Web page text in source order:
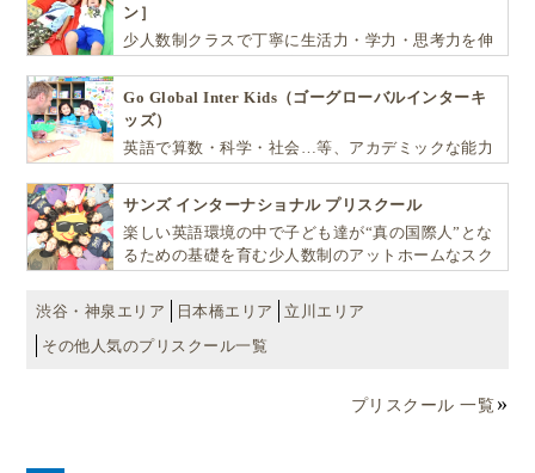
ン］
少人数制クラスで丁寧に生活力・学力・思考力を伸
Go Global Inter Kids（ゴーグローバルインターキ
ッズ）
英語で算数・科学・社会…等、アカデミックな能力
を育む少人数制のプリスクールです。
サンズ インターナショナル プリスクール
楽しい英語環境の中で子ども達が“真の国際人”とな
るための基礎を育む少人数制のアットホームなスク
渋谷・神泉エリア
日本橋エリア
立川エリア
その他人気のプリスクール一覧
プリスクール 一覧